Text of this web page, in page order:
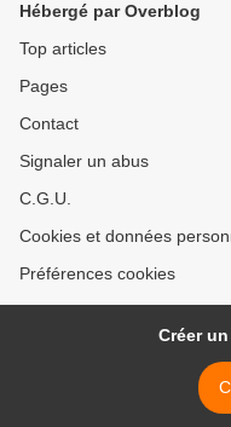
Hébergé par Overblog
Top articles
Pages
Contact
Signaler un abus
C.G.U.
Cookies et données
Préférences cookies
Créer